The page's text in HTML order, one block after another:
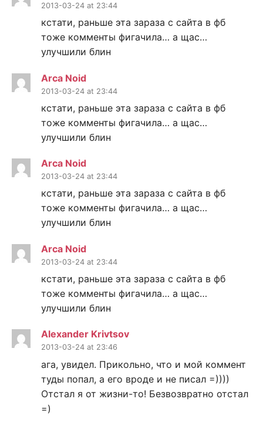
2013-03-24 at 23:44
кстати, раньше эта зараза с сайта в фб
тоже комменты фигачила… а щас…
улучшили блин
Arca Noid
2013-03-24 at 23:44
кстати, раньше эта зараза с сайта в фб
тоже комменты фигачила… а щас…
улучшили блин
Arca Noid
2013-03-24 at 23:44
кстати, раньше эта зараза с сайта в фб
тоже комменты фигачила… а щас…
улучшили блин
Arca Noid
2013-03-24 at 23:44
кстати, раньше эта зараза с сайта в фб
тоже комменты фигачила… а щас…
улучшили блин
Alexander Krivtsov
2013-03-24 at 23:46
ага, увидел. Прикольно, что и мой коммент
туды попал, а его вроде и не писал =))))
Отстал я от жизни-то! Безвозвратно отстал
=)